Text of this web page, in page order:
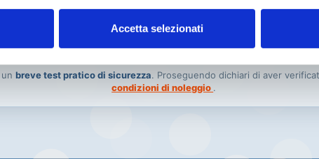
Accetta selezionati
nella guida di
in grado di manovrare il
✓ Se possiedo una patente
porterò anche il
insieme alla patente
unbreve test pratico di sicurezza. Proseguendo dichiari di aver
condizioni di noleggio .